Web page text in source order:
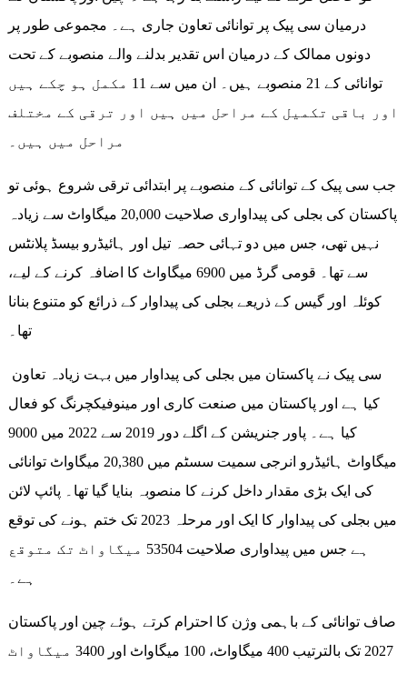
درمیان سی پیک پر توانائی تعاون جاری ہے۔ مجموعی طور پر
دونوں ممالک کے درمیان اس تقدیر بدلنے والے منصوبے کے تحت
توانائی کے 21 منصوبے ہیں۔ ان میں سے 11 مکمل ہو چکے ہیں
اور باقی تکمیل کے مراحل میں ہیں اور ترقی کے مختلف
مراحل میں ہیں۔
جب سی پیک کے توانائی کے منصوبے پر ابتدائی ترقی شروع ہوئی تو
پاکستان کی بجلی کی پیداواری صلاحیت 20,000 میگاواٹ سے زیادہ
نہیں تھی، جس میں دو تہائی حصہ تیل اور ہائیڈرو بیسڈ پلانٹس
سے تھا۔ قومی گرڈ میں 6900 میگاواٹ کا اضافہ کرنے کے لیے،
کوئلہ اور گیس کے ذریعے بجلی کی پیداوار کے ذرائع کو متنوع بنانا
تھا۔
کیا ہے اور پاکستان میں صنعت کاری اور مینوفیکچرنگ کو فعال
کیا ہے۔ پاور جنریشن کے اگلے دور 2019 سے 2022 میں 9000
میگاواٹ ہائیڈرو انرجی سمیت سسٹم میں 20,380 میگاواٹ توانائی
کی ایک بڑی مقدار داخل کرنے کا منصوبہ بنایا گیا تھا۔ پائپ لائن
میں بجلی کی پیداوار کا ایک اور مرحلہ 2023 تک ختم ہونے کی توقع
ہے جس میں پیداواری صلاحیت 53504 میگاواٹ تک متوقع
ہے۔
صاف توانائی کے باہمی وژن کا احترام کرتے ہوئے چین اور پاکستان
2027 تک بالترتیب 400 میگاواٹ، 100 میگاواٹ اور 3400 میگاواٹ